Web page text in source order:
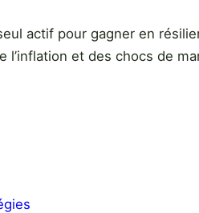
actif pour gagner en
et des chocs de